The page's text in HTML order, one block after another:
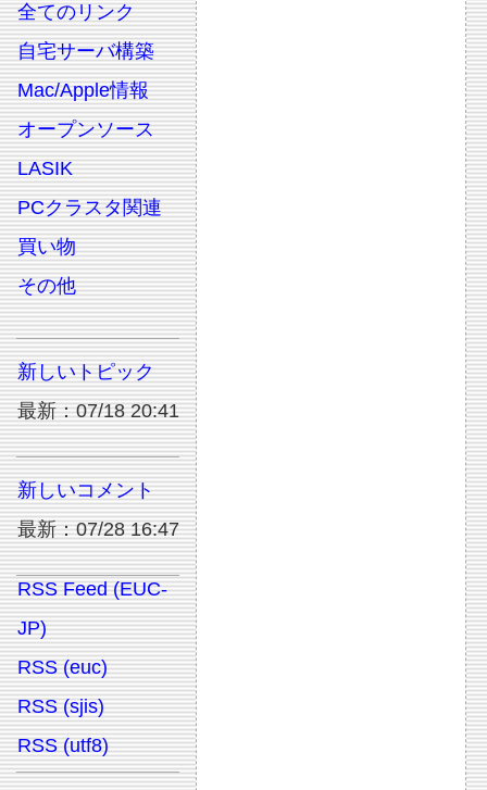
全てのリンク
自宅サーバ構築
Mac/Apple情報
オープンソース
LASIK
PCクラスタ関連
買い物
その他
新しいトピック
最新：07/18 20:41
新しいコメント
最新：07/28 16:47
RSS Feed (EUC-
JP)
RSS (euc)
RSS (sjis)
RSS (utf8)